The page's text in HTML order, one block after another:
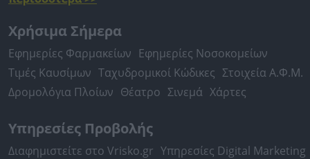
Χρήσιμα Σήμερα
Εφημερίες Φαρμακείων Εφημερίες Νοσοκομείων
Τιμές Καυσίμων Ταχυδρομικοί Κώδικες Στοιχεία Α.Φ.Μ.
Δρομολόγια Πλοίων Θέατρο Σινεμά Χάρτες
Υπηρεσίες Προβολής
Διαφημιστείτε στο Vrisko.gr Υπηρεσίες Digital Marketing